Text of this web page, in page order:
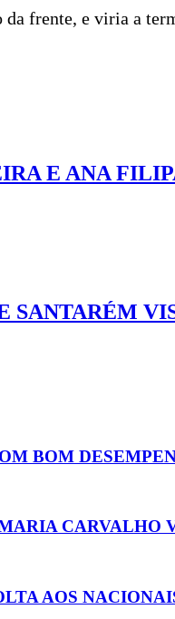
frente, e viria a
E ANA
SANTARÉM
BOM
CARVALHO
AOS